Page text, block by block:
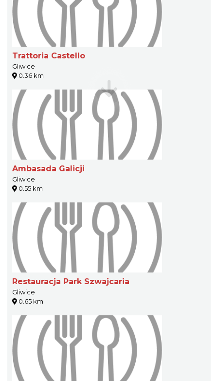
Trattoria Castello
Gliwice
0.36 km
Ambasada Galicji
Gliwice
0.55 km
Restauracja Park Szwajcaria
Gliwice
0.65 km